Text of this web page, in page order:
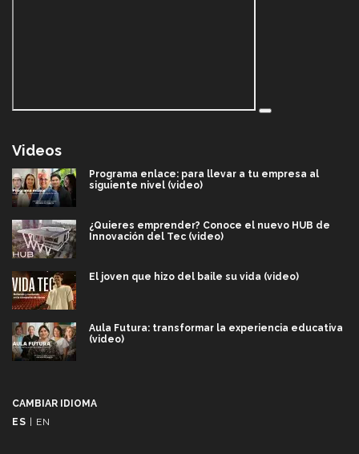
Videos
Programa enlace: para llevar a tu empresa al
siguiente nivel (video)
¿Quieres emprender? Conoce el nuevo HUB de
Innovación del Tec (video)
El joven que hizo del baile su vida (video)
Aula Futura: transformar la experiencia educativa
(video)
CAMBIAR IDIOMA
ES
EN